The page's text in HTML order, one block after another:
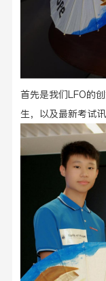
首先是我们LFO的
生，以及最新考试